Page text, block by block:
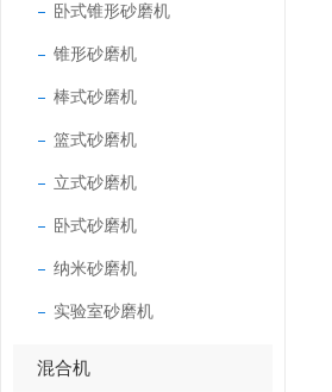
卧式锥形砂磨机
锥形砂磨机
棒式砂磨机
篮式砂磨机
立式砂磨机
卧式砂磨机
纳米砂磨机
实验室砂磨机
混合机